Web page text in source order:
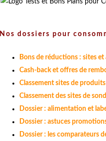
Nos dossiers pour
Bons de réductions : sites
Cash-back et offres de
Classement sites de
Classement des sites de
Dossier : alimentation et
Dossier : astuces
Dossier : les comparateurs